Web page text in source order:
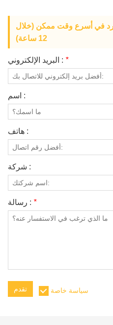
في أسرع وقت ممكن (خلال
12 ساعة)
البريد الإلكتروني : *
اسم :
هاتف :
شركة :
رسالة : *
تقدم سياسة خاصة